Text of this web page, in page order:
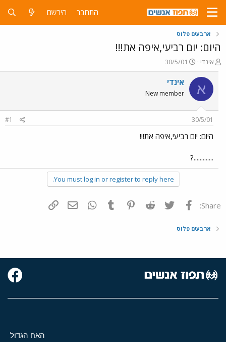
התחבר הירשם
ארבעים פלוס
היום: יום רביעי,איפה את!!!
פ
ו
ת
ח
ה
ש
א
אינדי
פ
ו
ר
30/5/01
א אינדי
New member
30/5/01
#1
היום: יום רביעי,איפה את!!!
.............?
You must log in or register to reply here.
Share: פייסבוק Twitter
Reddit
Pinterest
Tumblr
WhatsAppדואר אלקטרוני
ארבעים פלוס
האח הגדול